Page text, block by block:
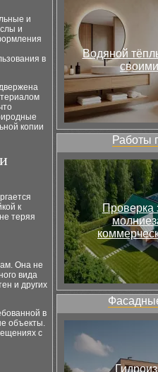
и
и
в
копии
к
теряя
Она не
вида
и других
в
объекты.
с
Водяной
Работы
Проверка